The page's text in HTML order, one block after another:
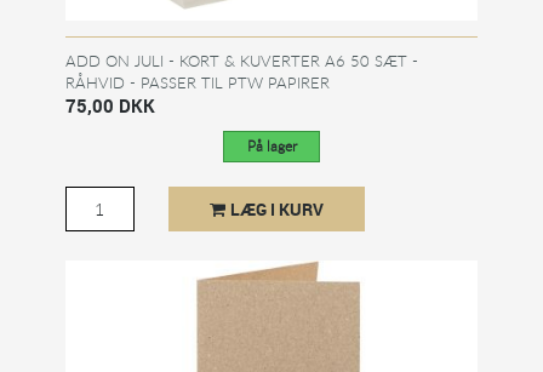
ADD ON JULI - KORT & KUVERTER A6 50 SÆT -
RÅHVID - PASSER TIL PTW PAPIRER
75,00 DKK
På lager
LÆG I KURV